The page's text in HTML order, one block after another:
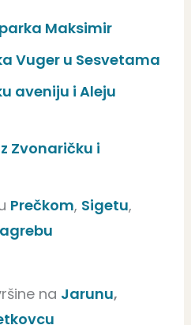
Maksimir
Vuger u Sesvetama
aveniju i Aleju
Zvonaričku i
Prečkom, Sigetu,
na Jarunu,